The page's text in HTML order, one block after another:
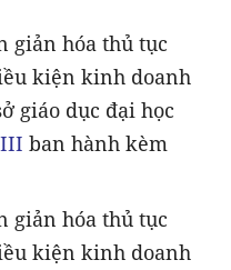
giản hóa thủ tục
kiện kinh doanh
giáo dục đại học
ban hành kèm
giản hóa thủ tục
kiện kinh doanh